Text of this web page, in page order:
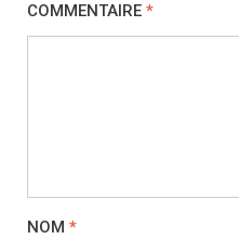
COMMENTAIRE *
NOM *